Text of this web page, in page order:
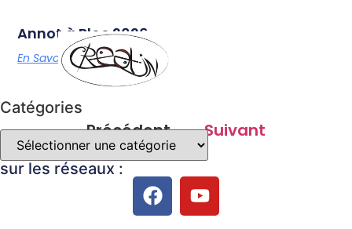
Annot à Bloc 2026
En Savoir Plus
Précédent Suivant
Catégories
sur les réseaux :